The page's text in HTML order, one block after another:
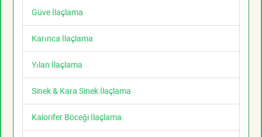
Güve İlaçlama
Karınca İlaçlama
Yılan İlaçlama
Sinek & Kara Sinek İlaçlama
Kalorifer Böceği İlaçlama